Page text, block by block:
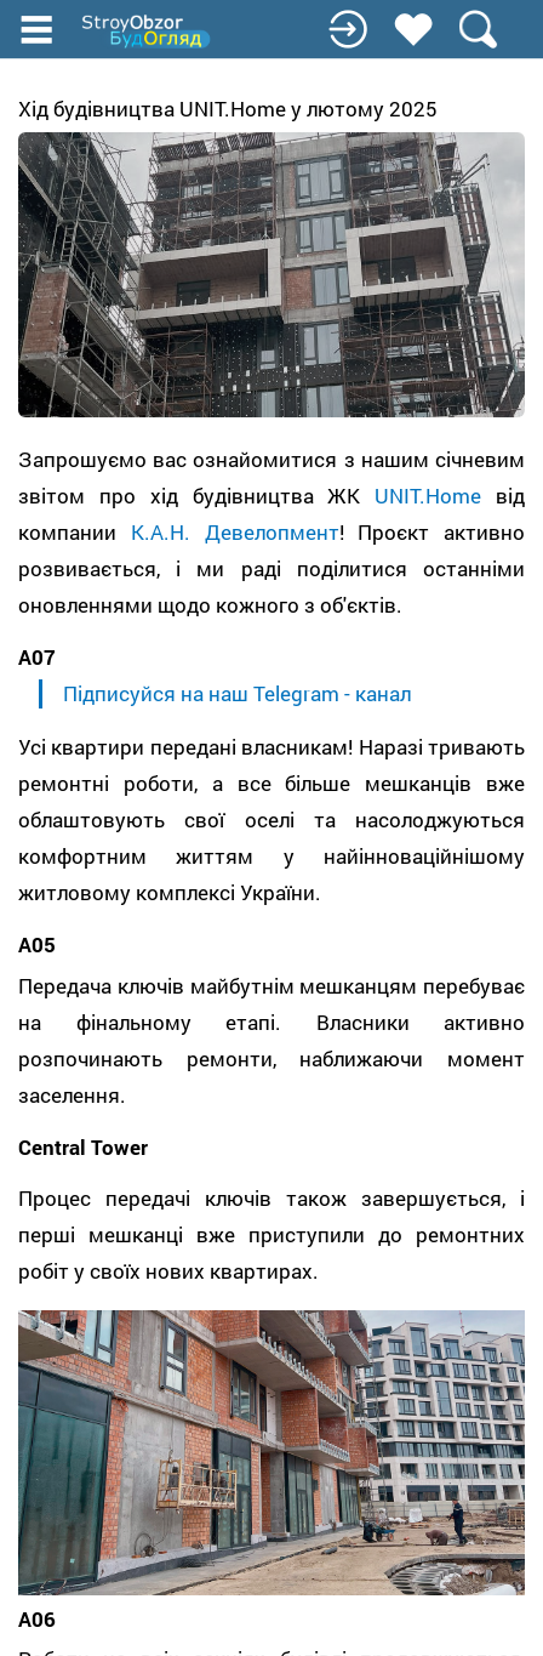
Перейти
до
вмісту
Хід будівництва UNIT.Home у лютому 2025
Запрошуємо вас ознайомитися з нашим січневим
звітом про хід будівництва ЖК UNIT.Home від
компании К.А.Н. Девелопмент! Проєкт активно
розвивається, і ми раді поділитися останніми
оновленнями щодо кожного з об'єктів.
А07
Підписуйся на наш Telegram - канал
Усі квартири передані власникам! Наразі тривають
ремонтні роботи, а все більше мешканців вже
облаштовують свої оселі та насолоджуються
комфортним життям у найінноваційнішому
житловому комплексі України.
А05
Передача ключів майбутнім мешканцям перебуває
на фінальному етапі. Власники активно
розпочинають ремонти, наближаючи момент
заселення.
Central Tower
Процес передачі ключів також завершується, і
перші мешканці вже приступили до ремонтних
робіт у своїх нових квартирах.
А06